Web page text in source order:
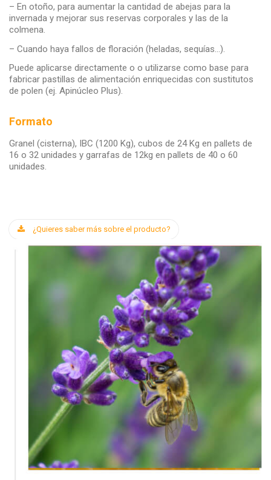
– En otoño, para aumentar la cantidad de abejas para la
invernada y mejorar sus reservas corporales y las de la
colmena.
– Cuando haya fallos de floración (heladas, sequías…).
Puede aplicarse directamente o o utilizarse como base para
fabricar pastillas de alimentación enriquecidas con sustitutos
de polen (ej. Apinúcleo Plus).
Formato
Granel (cisterna), IBC (1200 Kg), cubos de 24 Kg en pallets de
16 o 32 unidades y garrafas de 12kg en pallets de 40 o 60
unidades.
¿Quieres saber más sobre el producto?